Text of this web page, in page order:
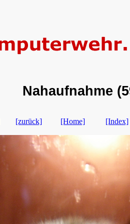
Nahaufnahme
[zurück] [Home] [Index]